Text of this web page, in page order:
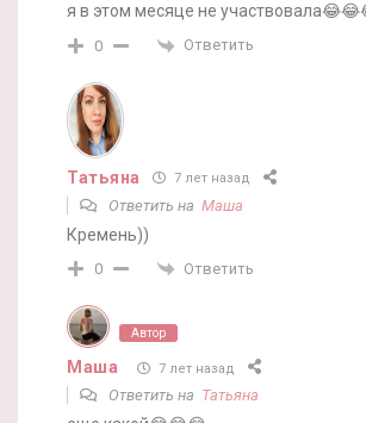
я в этом месяце не
0 Ответить
Татьяна 7 лет назад
Ответить на Маша
Кремень))
0 Ответить
Автор
Маша 7 лет назад
Ответить на Татьяна